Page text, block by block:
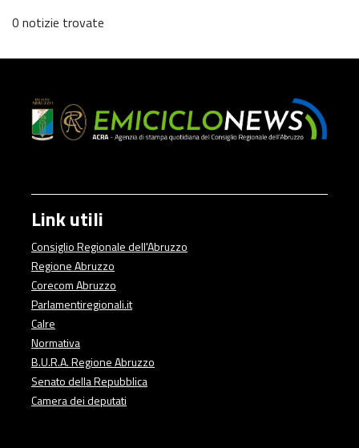
0 notizie trovate
Link utili
Consiglio Regionale dell'Abruzzo
Regione Abruzzo
Corecom Abruzzo
Parlamentiregionali.it
Calre
Normativa
B.U.R.A. Regione Abruzzo
Senato della Repubblica
Camera dei deputati